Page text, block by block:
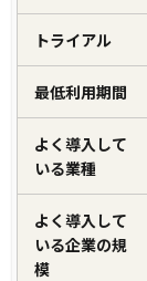
トライアル
最低利用期間
よく導入して
いる業種
よく導入して
いる企業の規
模